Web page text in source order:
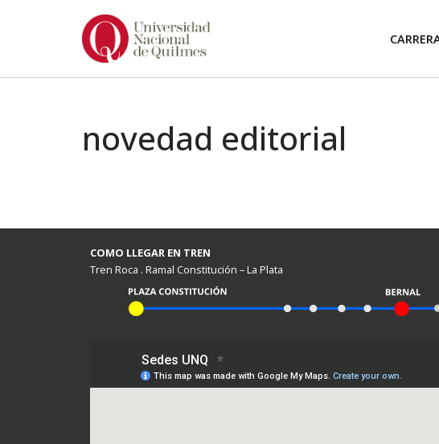
novedad editorial
COMO LLEGAR EN TREN
Tren Roca . Ramal Constitución – La Plata